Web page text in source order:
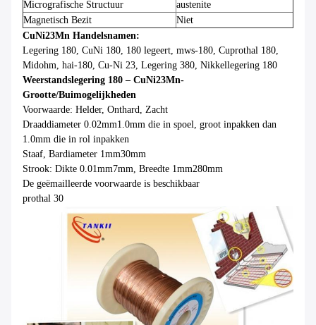
Micrografische Structuur
austenite
Magnetisch Bezit
Niet
CuNi23Mn Handelsnamen:
Legering 180, CuNi 180, 180 legeert, mws-180, Cuprothal 180,
Midohm, hai-180, Cu-Ni 23, Legering 380, Nikkellegering 180
Weerstandslegering 180 – CuNi23Mn-
Grootte/Buimogelijkheden
Voorwaarde: Helder, Onthard, Zacht
Draaddiameter 0.02mm1.0mm die in spoel, groot inpakken dan
1.0mm die in rol inpakken
Staaf, Bardiameter 1mm30mm
Strook: Dikte 0.01mm7mm, Breedte 1mm280mm
De geëmailleerde voorwaarde is beschikbaar
prothal 30